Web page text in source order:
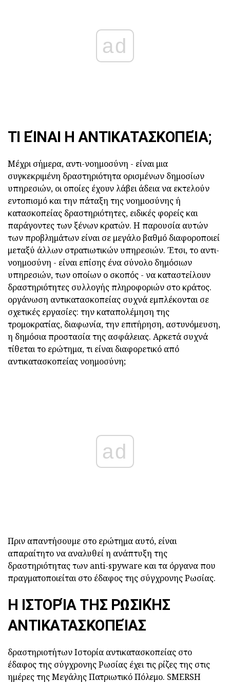
ad
ΤΙ ΕΊΝΑΙ Η ΑΝΤΙΚΑΤΑΣΚΟΠΕΊΑ;
Μέχρι σήμερα, αντι-νοημοσύνη - είναι μια
συγκεκριμένη δραστηριότητα ορισμένων δημοσίων
υπηρεσιών, οι οποίες έχουν λάβει άδεια να εκτελούν
εντοπισμό και την πάταξη της νοημοσύνης ή
κατασκοπείας δραστηριότητες, ειδικές φορείς και
παράγοντες των ξένων κρατών. Η παρουσία αυτών
των προβλημάτων είναι σε μεγάλο βαθμό διαφοροποιεί
μεταξύ άλλων στρατιωτικών υπηρεσιών. Έτσι, το αντι-
νοημοσύνη - είναι επίσης ένα σύνολο δημόσιων
υπηρεσιών, των οποίων ο σκοπός - να καταστείλουν
δραστηριότητες συλλογής πληροφοριών στο κράτος.
οργάνωση αντικατασκοπείας συχνά εμπλέκονται σε
σχετικές εργασίες: την καταπολέμηση της
τρομοκρατίας, διαφωνία, την επιτήρηση, αστυνόμευση,
η δημόσια προστασία της ασφάλειας. Αρκετά συχνά
τίθεται το ερώτημα, τι είναι διαφορετικό από
αντικατασκοπείας νοημοσύνη;
ad
Πριν απαντήσουμε στο ερώτημα αυτό, είναι
απαραίτητο να αναλυθεί η ανάπτυξη της
δραστηριότητας των anti-spyware και τα όργανα που
πραγματοποιείται στο έδαφος της σύγχρονης Ρωσίας.
Η ΙΣΤΟΡΊΑ ΤΗΣ ΡΩΣΙΚΉΣ
ΑΝΤΙΚΑΤΑΣΚΟΠΕΊΑΣ
δραστηριοτήτων Ιστορία αντικατασκοπείας στο
έδαφος της σύγχρονης Ρωσίας έχει τις ρίζες της στις
ημέρες της Μεγάλης Πατριωτικό Πόλεμο. SMERSH